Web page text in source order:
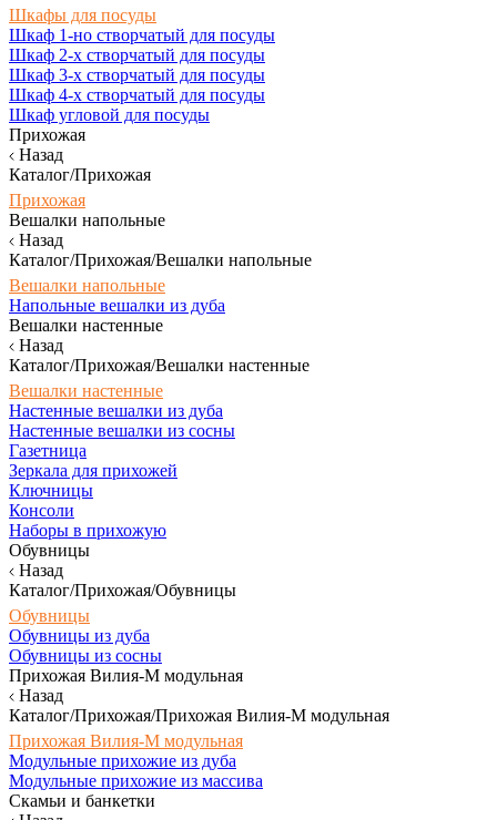
Шкафы для посуды
Шкаф 1-но створчатый для посуды
Шкаф 2-х створчатый для посуды
Шкаф 3-х створчатый для посуды
Шкаф 4-х створчатый для посуды
Шкаф угловой для посуды
Прихожая
Назад
Каталог/Прихожая
Прихожая
Вешалки напольные
Назад
Каталог/Прихожая/Вешалки напольные
Вешалки напольные
Напольные вешалки из дуба
Вешалки настенные
Назад
Каталог/Прихожая/Вешалки настенные
Вешалки настенные
Настенные вешалки из дуба
Настенные вешалки из сосны
Газетница
Зеркала для прихожей
Ключницы
Консоли
Наборы в прихожую
Обувницы
Назад
Каталог/Прихожая/Обувницы
Обувницы
Обувницы из дуба
Обувницы из сосны
Прихожая Вилия-М модульная
Назад
Каталог/Прихожая/Прихожая Вилия-М модульная
Прихожая Вилия-М модульная
Модульные прихожие из дуба
Модульные прихожие из массива
Скамьи и банкетки